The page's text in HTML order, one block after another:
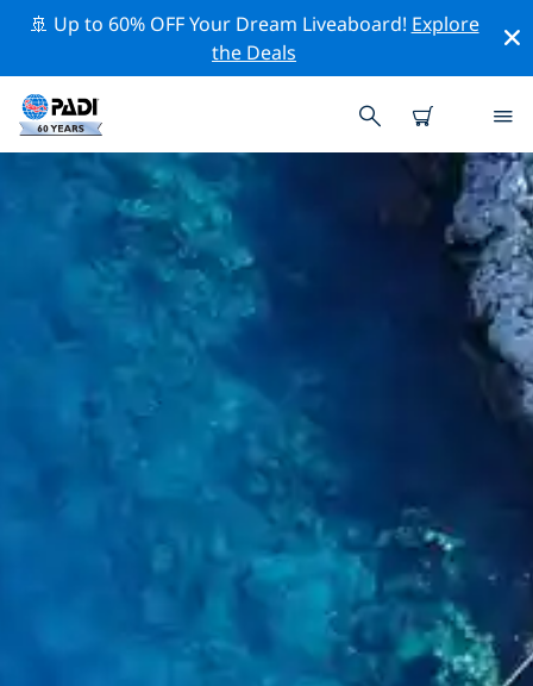
🚢 Up to 60% OFF Your Dream Liveaboard! Explore
the Deals